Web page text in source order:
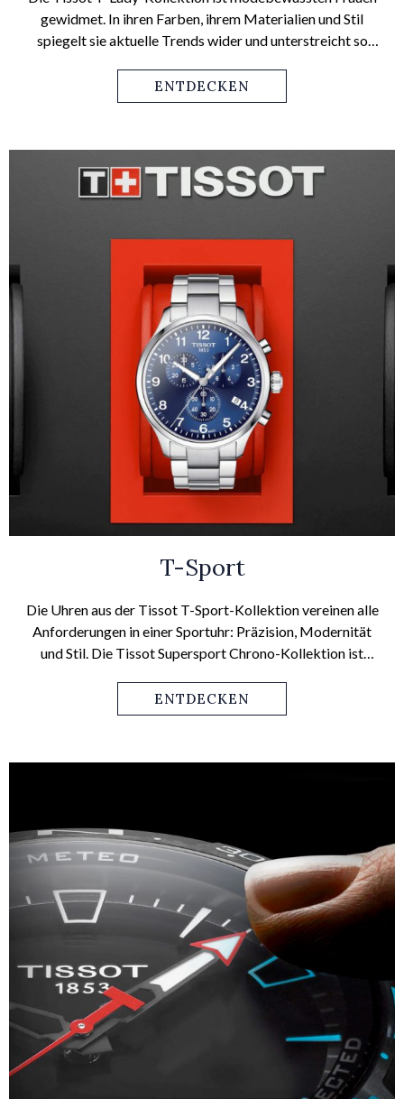
gewidmet. In ihren Farben, ihrem Materialien und Stil
spiegelt sie aktuelle Trends wider und unterstreicht so
ENTDECKEN
T-Sport
Die Uhren aus der Tissot T-Sport-Kollektion vereinen alle
Anforderungen in einer Sportuhr: Präzision, Modernität
und Stil. Die Tissot Supersport Chrono-Kollektion ist
genauso im Büroalltag wie bei sportlichen Ereignissen
tragen möchte.
ENTDECKEN